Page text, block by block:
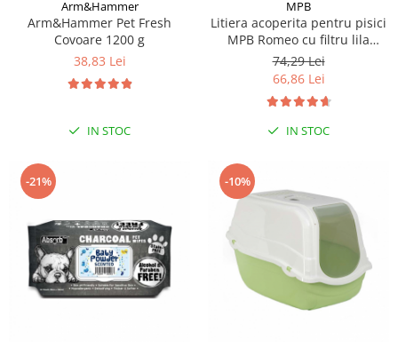
Sampoane si Balsamuri
Servetele Umede
Covorase absorbante
Solutii Atractante si repelente
Custi transport - Pisici
Jucarii Pisici
Lese, Hamuri si Zgarzi
Paturi, perne si cosuri pentru pisici
Arm&Hammer
Arm&Hammer Pet Fresh
Covoare 1200 g
38,83 Lei
IN STOC
MPB
Litiera acoperita pentru pisici
MPB Romeo cu filtru lila
57x39x41(h)cm
74,29 Lei
66,86 Lei
IN STOC
-21% -10%